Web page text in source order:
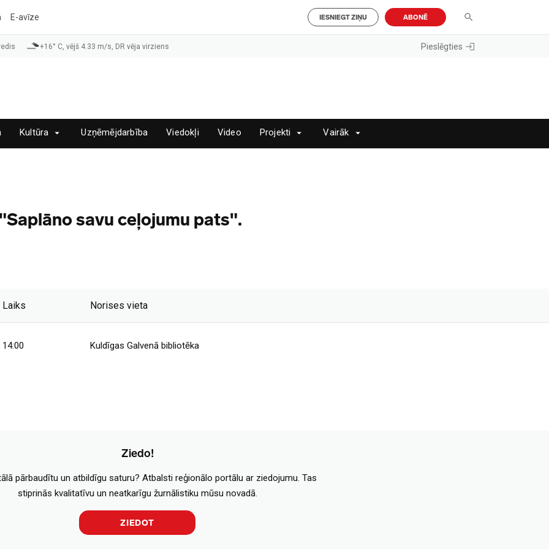
E-avīze IESNIEGT ZIŅU ABONĒ
+16° C, vējš 4.33 m/s, DR vēja virziens Pieslēgties
Kultūra Uzņēmējdarbība Viedokļi Video Projekti Vairāk
savu ceļojumu pats".
Laiks Norises vieta
14:00 Kuldīgas Galvenā bibliotēka
Ziedo!
pārbaudītu un atbildīgu saturu? Atbalsti reģionālo portālu ar ziedojumu. Tas
stiprinās kvalitatīvu un neatkarīgu žurnālistiku mūsu novadā.
ZIEDOT